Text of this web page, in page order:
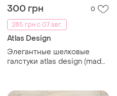
300 грн
0
285 грн с 07 авг.
Atlas Design
Элегантные шелковые
галстуки atlas design (made